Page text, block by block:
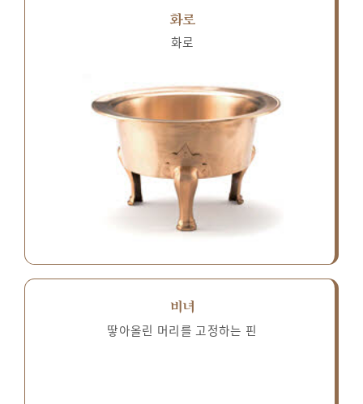
화로
화로
비녀
땋아올린 머리를 고정하는 핀